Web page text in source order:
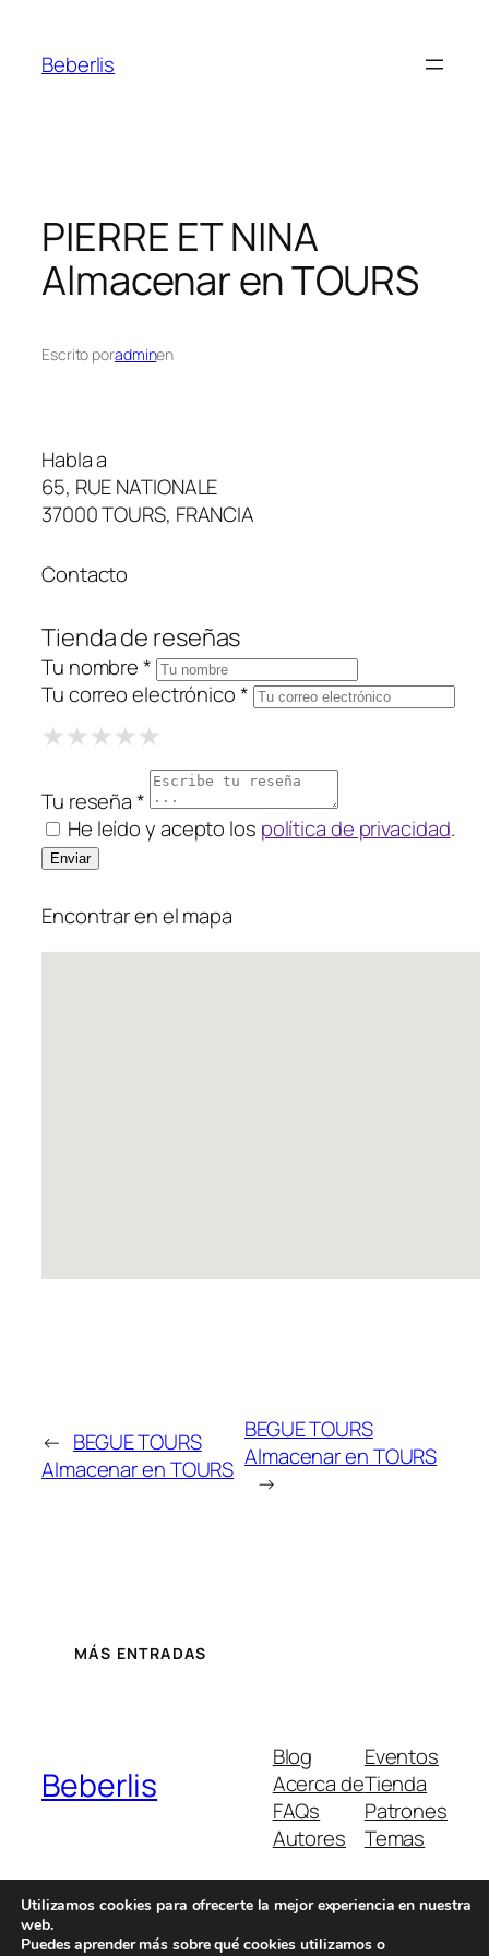
Beberlis
PIERRE ET NINA
Almacenar en TOURS
Escrito poradminen
Habla a
65, RUE NATIONALE
37000 TOURS, FRANCIA
Contacto
Tienda de reseñas
Tu nombre *
Tu correo electrónico *
★1 Star
★★2 Stars
★★★3 Stars
★★★★4 Stars
★★★★★
Tu reseña *
He leído y acepto los política de privacidad.
Encontrar en el mapa
← BEGUE TOURS
Almacenar en TOURS
BEGUE TOURS
Almacenar en TOURS
→
MÁS ENTRADAS
Beberlis
Blog
Acerca de
FAQs
Autores
Eventos
Tienda
Patrones
Temas
Twenty Twenty-Five Diseñado con WordPress
Utilizamos cookies para ofrecerte la mejor experiencia en nuestra
web.
Puedes aprender más sobre qué cookies utilizamos o